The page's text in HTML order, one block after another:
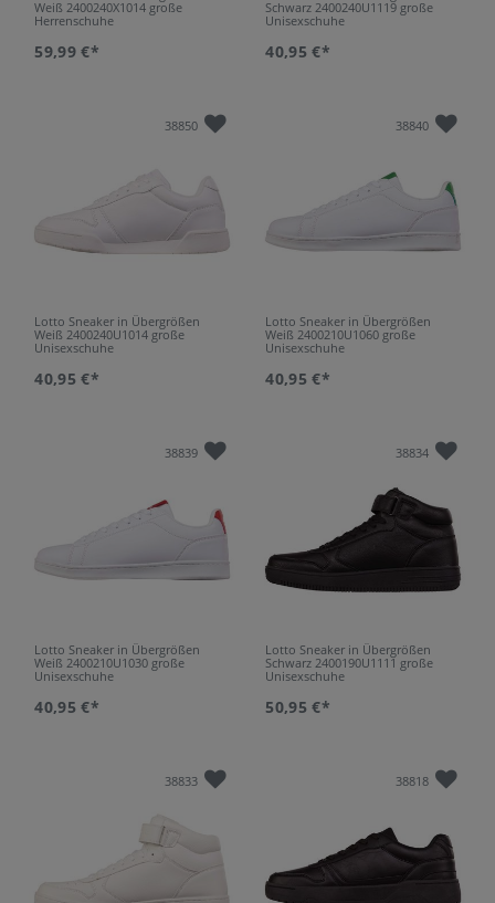
Weiß 2400240X1014 große
Herrenschuhe
59,99 €*
Schwarz 2400240U1119 große
Unisexschuhe
40,95 €*
38850
Lotto Sneaker in Übergrößen
Weiß 2400240U1014 große
Unisexschuhe
40,95 €*
38840
Lotto Sneaker in Übergrößen
Weiß 2400210U1060 große
Unisexschuhe
40,95 €*
38839
Lotto Sneaker in Übergrößen
Weiß 2400210U1030 große
Unisexschuhe
40,95 €*
38834
Lotto Sneaker in Übergrößen
Schwarz 2400190U1111 große
Unisexschuhe
50,95 €*
38833 38818